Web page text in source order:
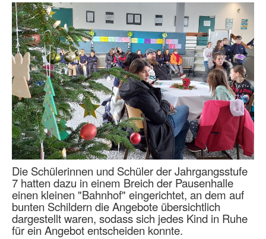
Die Schülerinnen und Schüler der Jahrgangsstufe
7 hatten dazu in einem Breich der Pausenhalle
einen kleinen "Bahnhof" eingerichtet, an dem auf
bunten Schildern die Angebote übersichtlich
dargestellt waren, sodass sich jedes Kind in Ruhe
für ein Angebot entscheiden konnte.